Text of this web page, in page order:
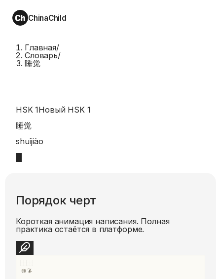
ChinaChild
Главная/
Словарь/
睡觉
HSK 1Новый HSK 1
睡觉
shuìjiào
Порядок черт
Короткая анимация написания. Полная
практика остаётся в платформе.